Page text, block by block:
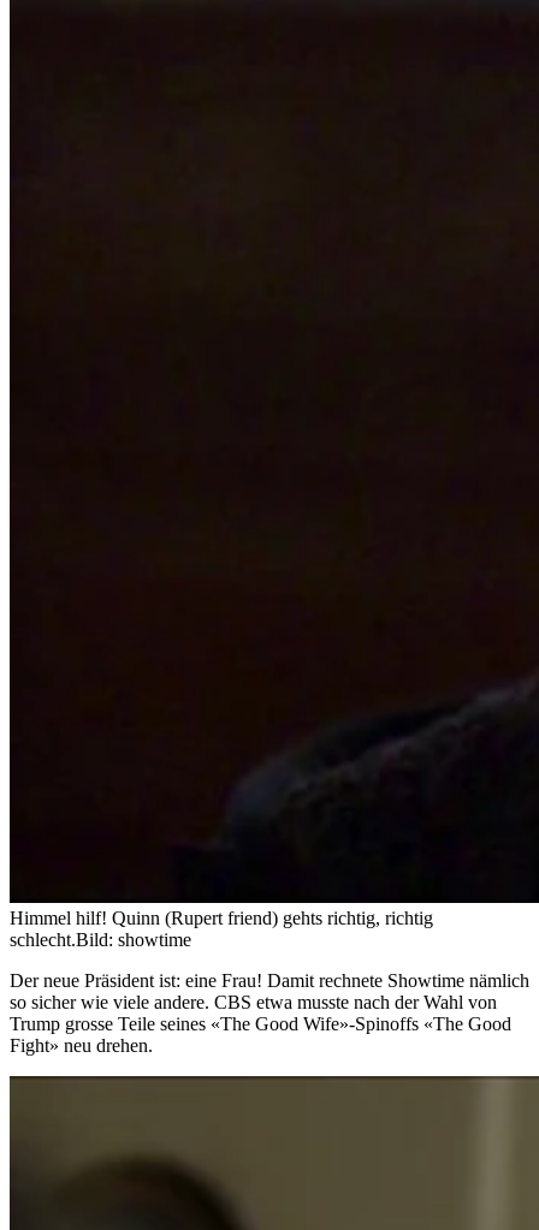
Himmel hilf! Quinn (Rupert friend) gehts richtig, richtig
schlecht.Bild: showtime
Der neue Präsident ist: eine Frau! Damit rechnete Showtime nämlich
so sicher wie viele andere. CBS etwa musste nach der Wahl von
Trump grosse Teile seines «The Good Wife»-Spinoffs «The Good
Fight» neu drehen.